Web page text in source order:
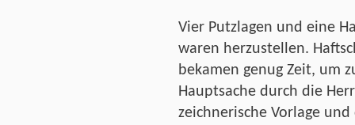
Vier Putzlagen und eine
waren herzustellen.
bekamen genug Zeit, um
Hauptsache durch die
zeichnerische Vorlage